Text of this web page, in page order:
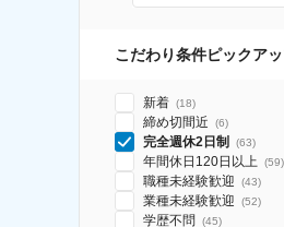
こだわり条件ピックア
新着 (18)
締め切間近 (6)
完全週休2日制 (63)
年間休日120日以上 (59)
職種未経験歓迎 (43)
業種未経験歓迎 (52)
学歴不問 (45)